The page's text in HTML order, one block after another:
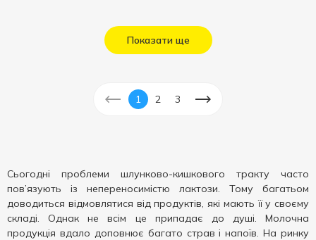
Показати ще
1 2 3
Сьогодні проблеми шлунково-кишкового тракту часто
пов’язують із непереносимістю лактози. Тому багатьом
доводиться відмовлятися від продуктів, які мають її у своєму
складі. Однак не всім це припадає до душі. Молочна
продукція вдало доповнює багато страв і напоїв. На ринку